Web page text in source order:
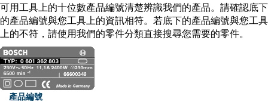
可用工具上的十位數產品編號清楚辨識我們的產品。請確認底下
的產品編號與您工具上的資訊相符。若底下的產品編號與您工具
上的不符，請使用我們的零件分類直接搜尋您需要的零件。
產品編號